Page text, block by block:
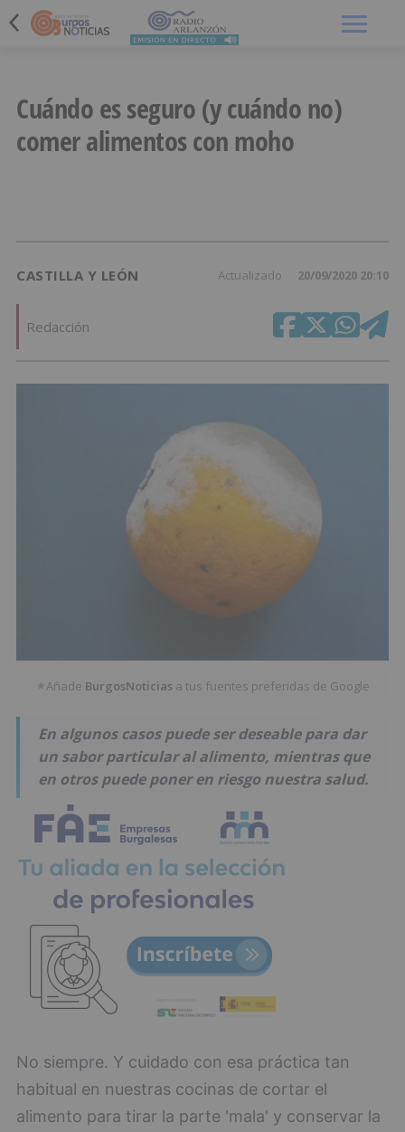
Cuándo es seguro (y cuándo no)
comer alimentos con moho
CASTILLA Y LEÓN Actualizado 20/09/2020 20:10
Redacción
★Añade BurgosNoticias a tus fuentes preferidas de Google
En algunos casos puede ser deseable para dar
un sabor particular al alimento, mientras que
en otros puede poner en riesgo nuestra salud.
No siempre. Y cuidado con esa práctica tan
habitual en nuestras cocinas de cortar el
alimento para tirar la parte 'mala' y conservar la